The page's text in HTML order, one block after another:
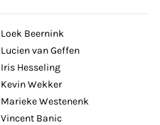
Loek Beernink
Lucien van Geffen
Iris Hesseling
Kevin Wekker
Marieke Westenenk
Vincent Banic